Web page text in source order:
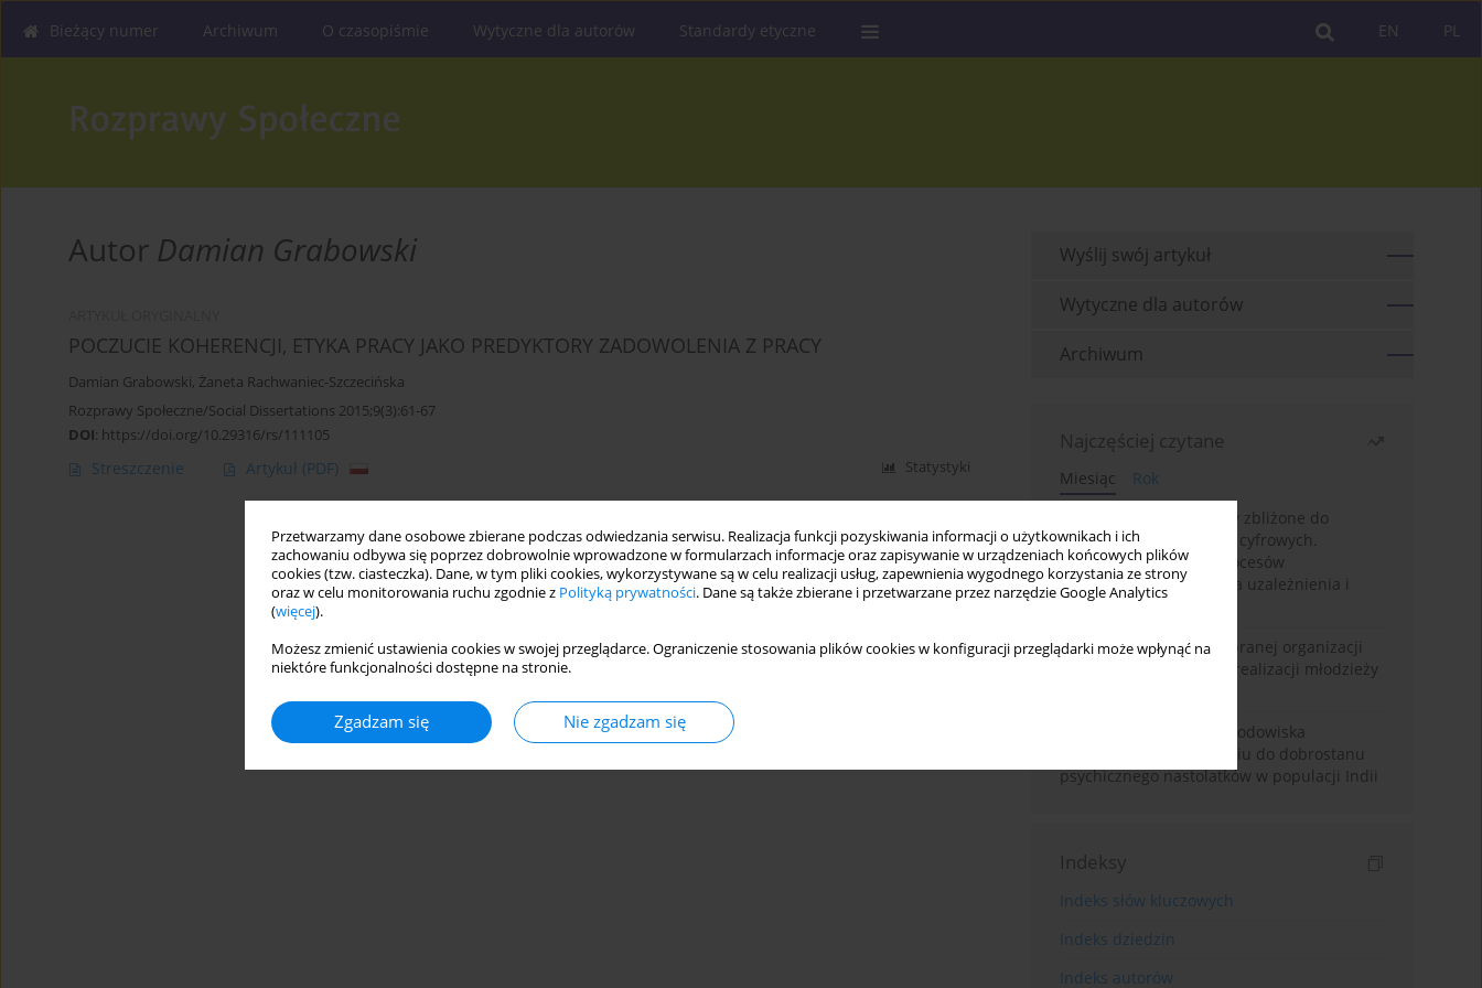
Przetwarzamy dane osobowe zbierane podczas odwiedzania serwisu. Realizacja funkcji pozyskiwania informacji o użytkownikach i ich
zachowaniu odbywa się poprzez dobrowolnie wprowadzone w formularzach informacje oraz zapisywanie w urządzeniach końcowych plików
cookies (tzw. ciasteczka). Dane, w tym pliki cookies, wykorzystywane są w celu realizacji usług, zapewnienia wygodnego korzystania ze strony
oraz w celu monitorowania ruchu zgodnie z Polityką prywatności. Dane są także zbierane i przetwarzane przez narzędzie Google Analytics
(więcej).
Możesz zmienić ustawienia cookies w swojej przeglądarce. Ograniczenie stosowania plików cookies w konfiguracji przeglądarki może wpłynąć na
niektóre funkcjonalności dostępne na stronie.
Zgadzam się Nie zgadzam się
PL
EN
Bieżący numer Archiwum O czasopiśmie Wytyczne dla autorów Standardy etyczne
Autor Damian Grabowski
POCZUCIE KOHERENCJI, ETYKA PRACY JAKO PREDYKTORY ZADOWOLENIA Z PRACY
Damian Grabowski, Żaneta Rachwaniec-Szczecińska
Rozprawy Społeczne/Social Dissertations 2015;9(3):61-67
DOI: https://doi.org/10.29316/rs/111105
Streszczenie Artykuł (PDF) Statystyki
Wyślij swój artykuł
Wytyczne dla autorów
Archiwum
Najczęściej czytane
Miesiąc
Rok
Loot boxy – mechanizmy zbliżone do
hazardu ukryte w grach cyfrowych.
Narracyjny przegląd procesów
psychologicznych, ryzyka uzależnienia i
regulacji prawnych
Znaczenie wsparcia wybranej organizacji
pozarządowej dla samorealizacji młodzieży
Badanie osobowości i środowiska
rodzinnego w odniesieniu do dobrostanu
psychicznego nastolatków w populacji Indii
Indeksy
Indeks słów kluczowych
Indeks dziedzin
Indeks autorów